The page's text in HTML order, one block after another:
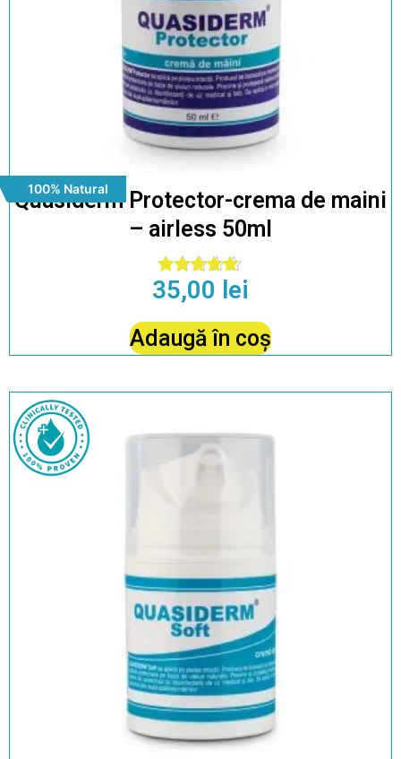
100% Natural
Quasiderm Protector-crema de maini
– airless 50ml
Evaluat la
4.85
35,00 lei
Adaugă în coș